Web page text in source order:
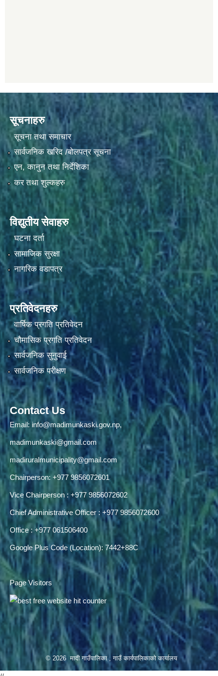
सूचनाहरु
सूचना तथा समाचार
सार्वजनिक खरिद /बोलपत्र सूचना
एन, कानुन तथा निर्देशिका
कर तथा शुल्कहरु
विद्युतीय सेवाहरु
घटना दर्ता
सामाजिक सुरक्षा
नागरिक वडापत्र
प्रतिवेदनहरु
वार्षिक प्रगति प्रतिवेदन
चौमासिक प्रगति प्रतिवेदन
सार्वजनिक सुनुवाई
सार्वजनिक परीक्षण
Contact Us
Email: info@madimunkaski.gov.np,
madimunkaski@gmail.com
madiruralmunicipality@gmail.com
Chairperson: +977 9856072601
Vice Chairperson : +977 9856072602
Chief Administrative Officer : +977 9856072600
Office : +977 061506400
Google Plus Code (Location): 7442+88C
Page Visitors
© 2026 मादी गाउँपालिका , गाउँ कार्यपालिकाको कार्यालय